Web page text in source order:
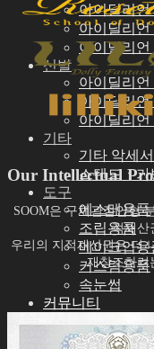
아이딜리언
아이딜리언
아이딜리언
신발
아이딜리언
아이딜리
아이딜리언
기타
기타 악세서
스탠드ㆍ가
도구
에스테용품
조립용품
메이크업용
커스텀용품
속눈썹
커뮤니티
아이딜리언
Our Intellectual
SOOM은 구체관절인형
적재산
우리의 지적재산권은 더
재창조하려